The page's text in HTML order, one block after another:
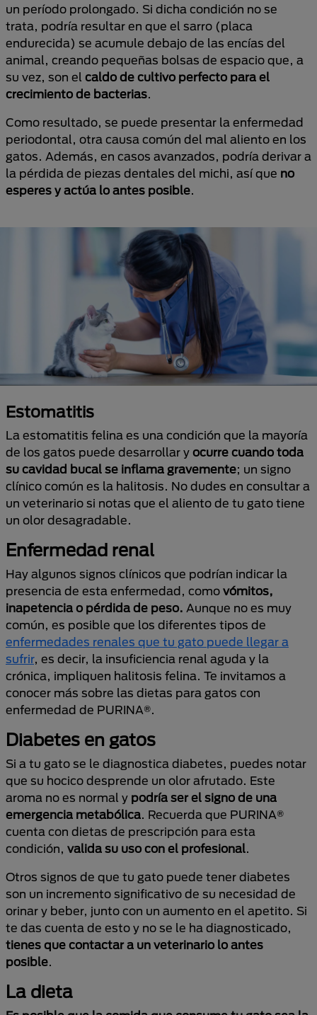
un período prolongado. Si dicha condición no se
trata, podría resultar en que el sarro (placa
endurecida) se acumule debajo de las encías del
animal, creando pequeñas bolsas de espacio que, a
su vez, son el caldo de cultivo perfecto para el
crecimiento de bacterias.
Como resultado, se puede presentar la enfermedad
periodontal, otra causa común del mal aliento en los
gatos. Además, en casos avanzados, podría derivar a
la pérdida de piezas dentales del michi, así que no
esperes y actúa lo antes posible.
Estomatitis
La estomatitis felina es una condición que la mayoría
de los gatos puede desarrollar y ocurre cuando toda
su cavidad bucal se inflama gravemente; un signo
clínico común es la halitosis. No dudes en consultar a
un veterinario si notas que el aliento de tu gato tiene
un olor desagradable.
Enfermedad renal
Hay algunos signos clínicos que podrían indicar la
presencia de esta enfermedad, como vómitos,
inapetencia o pérdida de peso. Aunque no es muy
común, es posible que los diferentes tipos de
enfermedades renales que tu gato puede llegar a
sufrir, es decir, la insuficiencia renal aguda y la
crónica, impliquen halitosis felina. Te invitamos a
conocer más sobre las dietas para gatos con
enfermedad de PURINA®.
Diabetes en gatos
Si a tu gato se le diagnostica diabetes, puedes notar
que su hocico desprende un olor afrutado. Este
aroma no es normal y podría ser el signo de una
emergencia metabólica. Recuerda que PURINA®
cuenta con dietas de prescripción para esta
condición, valida su uso con el profesional.
Otros signos de que tu gato puede tener diabetes
son un incremento significativo de su necesidad de
orinar y beber, junto con un aumento en el apetito. Si
te das cuenta de esto y no se le ha diagnosticado,
tienes que contactar a un veterinario lo antes
posible.
La dieta